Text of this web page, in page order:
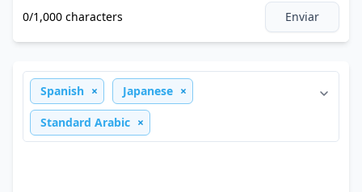
0/1,000 characters Enviar
Spanish Japanese
Standard Arabic